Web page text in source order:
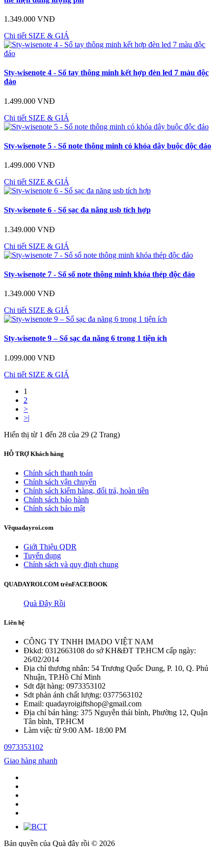
1.349.000 VNĐ
Chi tiết SIZE & GIÁ
Sty-wisenote 4 - Sổ tay thông minh kết hợp đèn led 7 màu độc
đáo
1.499.000 VNĐ
Chi tiết SIZE & GIÁ
Sty-wisenote 5 - Sổ note thông minh có khóa dây buộc độc đáo
1.499.000 VNĐ
Chi tiết SIZE & GIÁ
Sty-wisenote 6 - Sổ sạc đa năng usb tích hợp
1.349.000 VNĐ
Chi tiết SIZE & GIÁ
Sty-wisenote 7 - Sổ sổ note thông minh khóa thép độc đáo
1.349.000 VNĐ
Chi tiết SIZE & GIÁ
Sty-wisenote 9 – Sổ sạc đa năng 6 trong 1 tiện ích
1.099.000 VNĐ
Chi tiết SIZE & GIÁ
1
2
>
>|
Hiển thị từ 1 đến 28 của 29 (2 Trang)
HỖ TRỢKhách hàng
Chính sách thanh toán
Chính sách vận chuyển
Chính sách kiểm hàng, đổi trả, hoàn tiền
Chính sách bảo hành
Chính sách bảo mật
Vềquadayroi.com
Giới Thiệu QDR
Tuyển dụng
Chính sách và quy định chung
QUADAYROI.COM trênFACEBOOK
Quà Đây Rồi
Liên hệ
CÔNG TY TNHH IMADO VIỆT NAM
Đkkd: 0312663108 do sở KH&ĐT TP.HCM cấp ngày:
26/02/2014
Địa chỉ thương nhân: 54 Trương Quốc Dung, P. 10, Q. Phú
Nhuận, TP.Hồ Chí Minh
Sdt đặt hàng: 0973353102
Sdt phản ánh chất lượng: 0377563102
Email: quadayroigiftshop@gmail.com
Địa chỉ bán hàng: 375 Nguyễn thái bình, Phường 12, Quận
Tân bình, TP.HCM
Làm việc từ 9:00 AM- 18:00 PM
0973353102
Giao hàng nhanh
Bản quyền của Quà đây rồi © 2026